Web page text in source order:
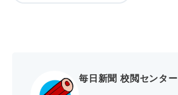
毎日新聞 校閲センター